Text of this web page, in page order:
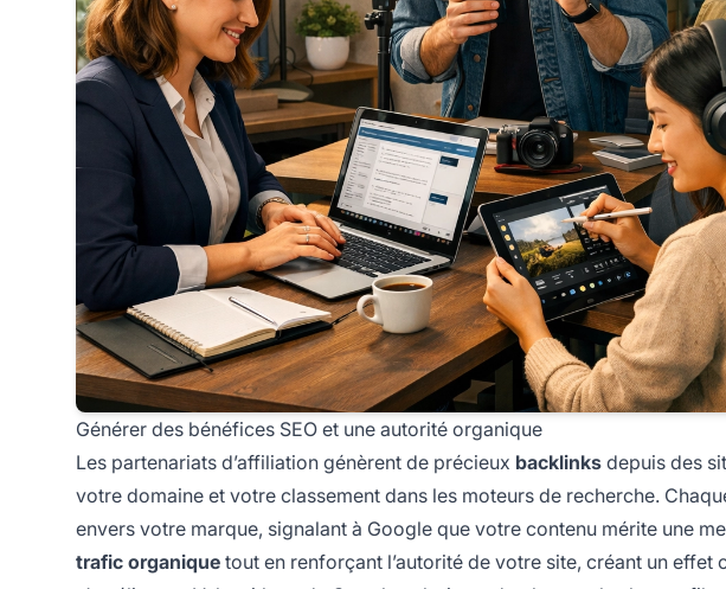
Générer des bénéfices SEO et une autorité organique
Les partenariats d’affiliation génèrent de précieux backlinks depuis des
votre domaine et votre classement dans les moteurs de recherche.
envers votre marque, signalant à Google que votre contenu mérite une
trafic organique tout en renforçant l’autorité de votre site, créant un